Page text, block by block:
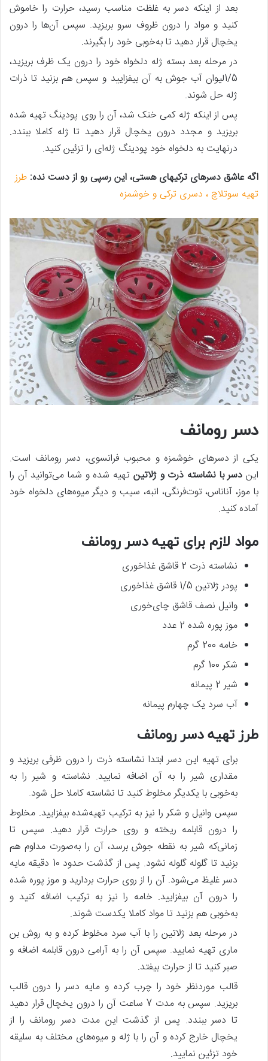
بعد از اینکه دسر به غلظت مناسب رسید، حرارت را خاموش
کنید و مواد را درون ظروف سرو بریزید. سپس آن‌ها را درون
یخچال قرار دهید تا به‌خوبی خود را بگیرند.
در مرحله بعد بسته ژله دلخواه خود را درون یک ظرف بریزید،
1/5لیوان آب جوش به آن بیفزایید و سپس هم بزنید تا ذرات
ژله حل شوند.
پس‌ از اینکه ژله کمی خنک شد، آن را روی پودینگ تهیه شده
بریزید و مجدد درون یخچال قرار دهید تا ژله کاملا ببندد.
درنهایت به دلخواه خود پودینگ ژله‌ای را تزئین کنید.
اگه عاشق دسرهای ترکیه‎ای هستی، این رسپی رو از دست نده:
طرز
تهیه سوتلاچ ، دسری ترکی و خوشمزه
دسر رومانف
یکی از دسرهای خوشمزه و محبوب فرانسوی، دسر رومانف است.
این دسر با نشاسته ذرت و ژلاتین تهیه شده و شما می‌توانید آن را
با موز، آناناس، توت‌فرنگی، انبه، سیب و دیگر میوه‌های دلخواه خود
آماده کنید.
مواد لازم برای تهیه دسر رومانف
نشاسته ذرت 2 قاشق غذاخوری
پودر ژلاتین 1/5 قاشق غذاخوری
وانیل نصف قاشق چای‌خوری
موز پوره شده 2 عدد
خامه 200 گرم
شکر 100 گرم
شیر 2 پیمانه
آب سرد یک چهارم پیمانه
طرز تهیه دسر رومانف
برای تهیه این دسر ابتدا نشاسته ذرت را درون ظرفی بریزید و
مقداری شیر را به آن اضافه نمایید. نشاسته و شیر را به
به‌خوبی با یکدیگر مخلوط کنید تا نشاسته کاملا حل شود.
سپس وانیل و شکر را نیز به ترکیب تهیه‌شده بیفزایید. مخلوط
را درون قابلمه ریخته و روی حرارت قرار دهید. سپس تا
زمانی‌که شیر به نقطه جوش برسد، آن را به‌صورت مداوم هم
بزنید تا گلوله گلوله نشود. پس‌ از گذشت حدود 10 دقیقه مایه
دسر غلیظ می‌شود. آن را از روی حرارت بردارید و موز پوره شده
را درون آن بیفزایید. خامه را نیز به ترکیب اضافه کنید و
به‌خوبی هم بزنید تا مواد کاملا یکدست شوند.
در مرحله بعد ژلاتین را با آب سرد مخلوط کرده و به روش بن
ماری تهیه نمایید. سپس آن را به آرامی درون قابلمه اضافه و
صبر کنید تا از حرارت بیفتد.
قالب موردنظر خود را چرب کرده و مایه دسر را درون قالب
بریزید. سپس به مدت 7 ساعت آن را درون یخچال قرار دهید
تا دسر ببندد. پس‌ از گذشت این مدت دسر رومانف را از
یخچال خارج کرده و آن را با ژله و میوه‌های مختلف به سلیقه
خود تزئین نمایید.